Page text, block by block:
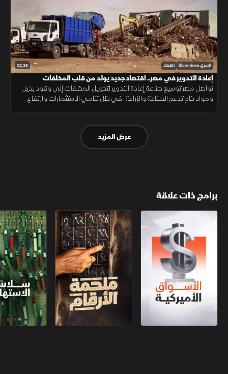
02:35 الشرق Bloomberg اقتصاد
إعادة التدوير في مصر.. اقتصاد جديد يولد من قلب المخلفات
تواصل مصر توسيع صناعة إعادة التدوير لتحويل المخلفات إلى وقود بديل
ومواد خام تدعم الصناعة والزراعة، في ظل تنامي الاستثمارات وارتفاع
عرض المزيد
برامج ذات علاقة
الأسواق الأميركية ملحمة الأرقام سلاسل